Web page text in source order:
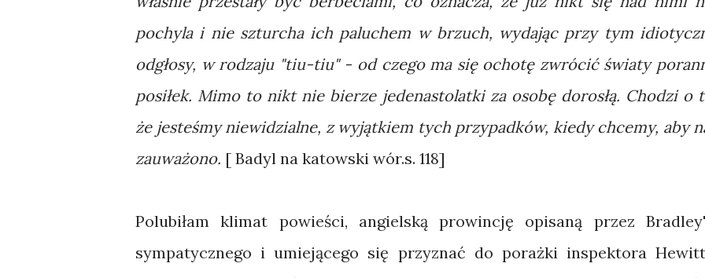
pochyla i nie szturcha ich paluchem w brzuch, wydając przy tym
odgłosy, w rodzaju "tiu-tiu" - od czego ma się ochotę zwrócić światy
posiłek. Mimo to nikt nie bierze jedenastolatki za osobę dorosłą. Chodzi o
że jesteśmy niewidzialne, z wyjątkiem tych przypadków, kiedy chcemy, aby
zauważono. [ Badyl na katowski wór.s. 118]
Polubiłam klimat powieści, angielską prowincję opisaną przez
sympatycznego i umiejącego się przyznać do porażki inspektora